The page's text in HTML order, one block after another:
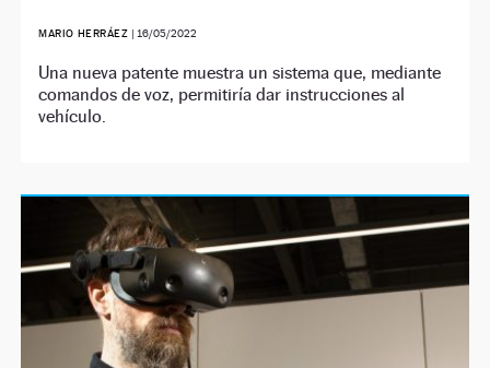
MARIO HERRÁEZ | 16/05/2022
Una nueva patente muestra un sistema que, mediante
comandos de voz, permitiría dar instrucciones al
vehículo.